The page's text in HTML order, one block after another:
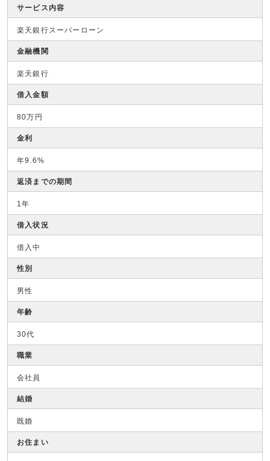
サービス内容
楽天銀行スーパーローン
金融機関
楽天銀行
借入金額
80万円
金利
年9.6%
返済までの期間
1年
借入状況
借入中
性別
男性
年齢
30代
職業
会社員
結婚
既婚
お住まい